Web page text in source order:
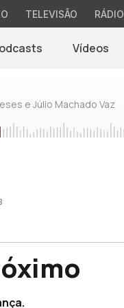
TELEVISÃO RÁDIO
Vídeos
e Júlio Machado Vaz